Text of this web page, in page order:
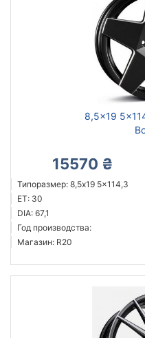
8,5x19
15570 ₴
Типоразмер: 8,5x19 5x114,3
ET: 30
DIA: 67,1
Год производства:
Магазин: R20